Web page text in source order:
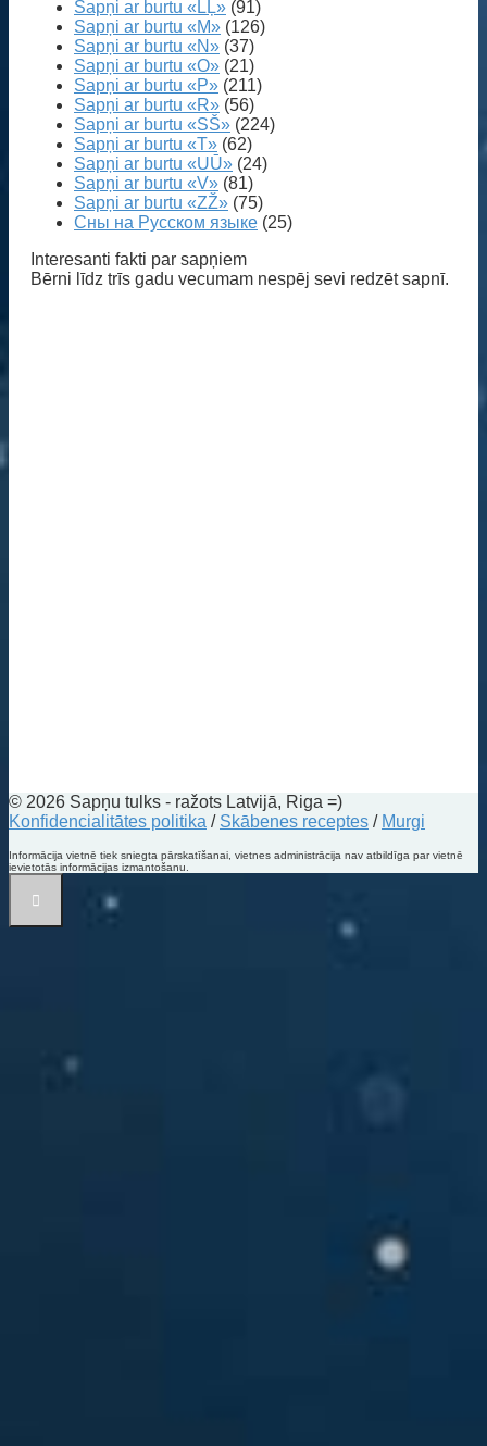
Sapņi ar burtu «LĻ» (91)
Sapņi ar burtu «M» (126)
Sapņi ar burtu «N» (37)
Sapņi ar burtu «O» (21)
Sapņi ar burtu «P» (211)
Sapņi ar burtu «R» (56)
Sapņi ar burtu «SŠ» (224)
Sapņi ar burtu «T» (62)
Sapņi ar burtu «UŪ» (24)
Sapņi ar burtu «V» (81)
Sapņi ar burtu «ZŽ» (75)
Сны на Русском языке (25)
Interesanti fakti par sapņiem
Bērni līdz trīs gadu vecumam nespēj sevi redzēt sapnī.
© 2026 Sapņu tulks - ražots Latvijā, Riga =)
Konfidencialitātes politika / Skābenes receptes / Murgi
Informācija vietnē tiek sniegta pārskatīšanai, vietnes administrācija nav atbildīga par vietnē
ievietotās informācijas izmantošanu.